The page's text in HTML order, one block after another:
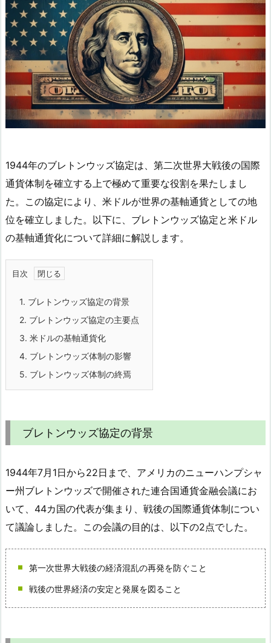
1944年のブレトンウッズ協定は、第二次世界大戦後の国際
通貨体制を確立する上で極めて重要な役割を果たしまし
た。この協定により、米ドルが世界の基軸通貨としての地
位を確立しました。以下に、ブレトンウッズ協定と米ドル
の基軸通貨化について詳細に解説します。
目次
1. ブレトンウッズ協定の背景
2. ブレトンウッズ協定の主要点
3. 米ドルの基軸通貨化
4. ブレトンウッズ体制の影響
5. ブレトンウッズ体制の終焉
ブレトンウッズ協定の背景
1944年7月1日から22日まで、アメリカのニューハンプシャ
ー州ブレトンウッズで開催された連合国通貨金融会議にお
いて、44カ国の代表が集まり、戦後の国際通貨体制につい
て議論しました。この会議の目的は、以下の2点でした。
第一次世界大戦後の経済混乱の再発を防ぐこと
戦後の世界経済の安定と発展を図ること